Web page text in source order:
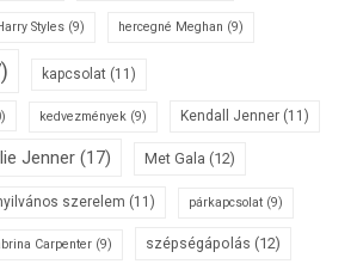
Styles (9) hercegné Meghan (9)
kapcsolat (11)
kedvezmények (9) Kendall Jenner (11)
Jenner (17) Met Gala (12)
szerelem (11) párkapcsolat (9)
Carpenter (9) szépségápolás (12)